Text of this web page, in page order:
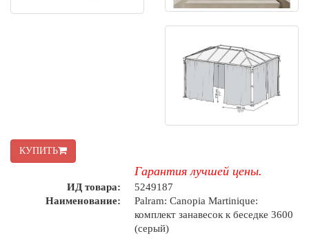
КУПИТЬ
Гарантия лучшей цены.
ИД товара:
5249187
Наименование:
Palram: Canopia Martinique:
комплект занавесок к беседке 3600
(серый)